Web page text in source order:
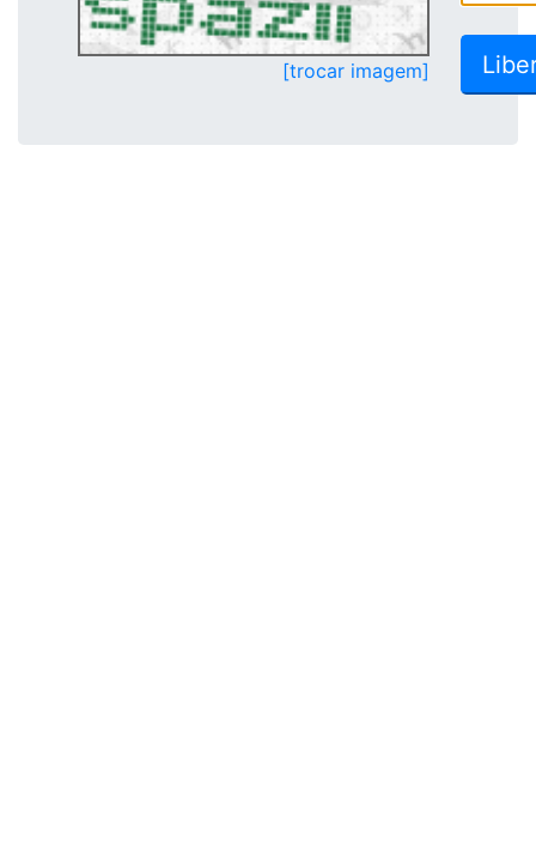
[trocar imagem]